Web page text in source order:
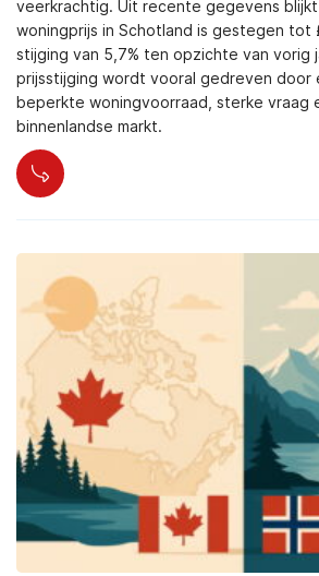
veerkrachtig. Uit recente gegevens
woningprijs in Schotland is gestegen tot
stijging van 5,7% ten opzichte van vorig
prijsstijging wordt vooral gedreven door
beperkte woningvoorraad, sterke vraag
binnenlandse markt.